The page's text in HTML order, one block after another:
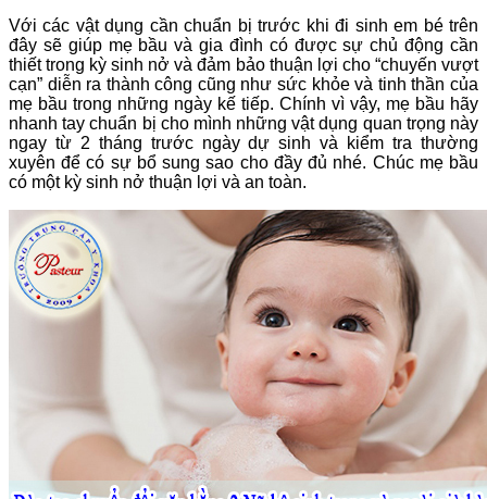
Với các vật dụng cần chuẩn bị trước khi đi sinh em bé trên
đây sẽ giúp mẹ bầu và gia đình có được sự chủ động cần
thiết trong kỳ sinh nở và đảm bảo thuận lợi cho “chuyến vượt
cạn” diễn ra thành công cũng như sức khỏe và tinh thần của
mẹ bầu trong những ngày kế tiếp. Chính vì vậy, mẹ bầu hãy
nhanh tay chuẩn bị cho mình những vật dụng quan trọng này
ngay từ 2 tháng trước ngày dự sinh và kiểm tra thường
xuyên để có sự bổ sung sao cho đầy đủ nhé. Chúc mẹ bầu
có một kỳ sinh nở thuận lợi và an toàn.